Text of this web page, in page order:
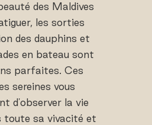
des Maldives
les sorties
des dauphins et
en bateau sont
parfaites. Ces
sereines vous
d'observer la vie
toute sa vivacité et